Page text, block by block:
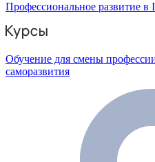
Профессиональное развитие в
Обучение для смены
саморазвития